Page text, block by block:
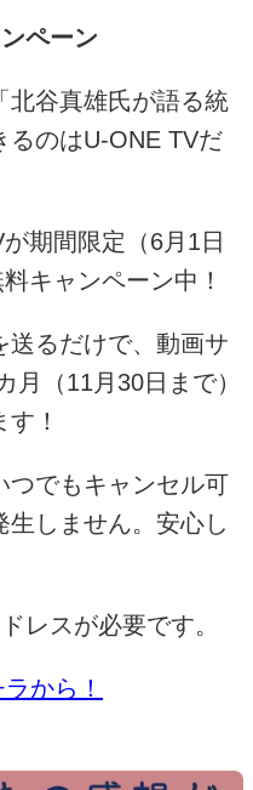
ペーン
谷真雄氏が語る統
るのはU-ONE TVだ
が期間限定（6月 1 日
キャンペーン中！
るだけで、動画サ
月（11 月 30日まで）
！
でもキャンセル可
しません。安心し
レスが必要です。
から！